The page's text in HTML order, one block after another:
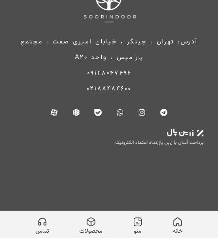
آدرس: تهران ، چیتگر ، خیابان امیری صفت ، مجتمع
پارامیس ، واحد A20
09128047496
02188484600
پرداخت آسان با زرین پالنماد اعتماد الکترونیک
خانه منو محصولات تماس